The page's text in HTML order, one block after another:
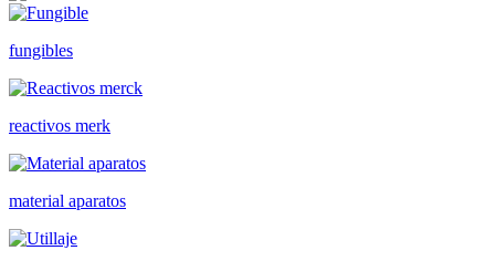
fungibles
reactivos merk
material aparatos